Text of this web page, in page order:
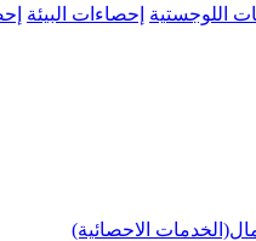
اللوجستية إحصاءات البيئة
الاحصائية)